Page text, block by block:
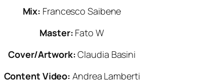
Mix: Francesco Saibene
Master: Fato W
Cover/Artwork:Claudia Basini
Content Video: Andrea Lamberti